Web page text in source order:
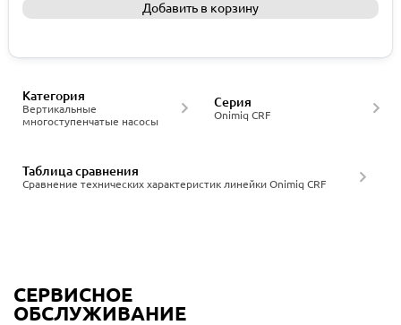
Добавить в корзину
Вертикальные
многоступенчатые насосы
Категория
Onimiq CRF
Серия
Сравнение технических характеристик линейки Onimiq CRF
Таблица сравнения
СЕРВИСНОЕ
ОБСЛУЖИВАНИЕ